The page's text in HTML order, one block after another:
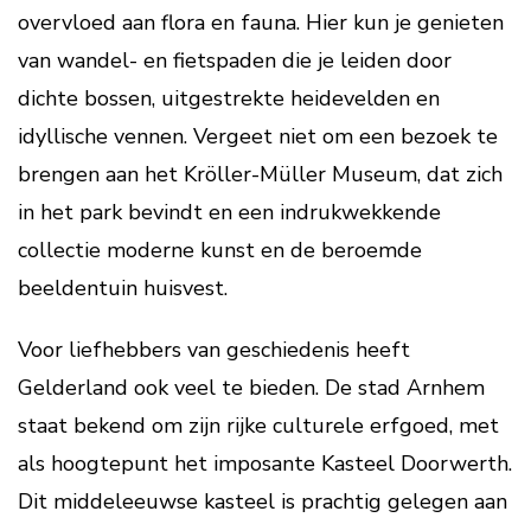
overvloed aan flora en fauna. Hier kun je genieten
van wandel- en fietspaden die je leiden door
dichte bossen, uitgestrekte heidevelden en
idyllische vennen. Vergeet niet om een bezoek te
brengen aan het Kröller-Müller Museum, dat zich
in het park bevindt en een indrukwekkende
collectie moderne kunst en de beroemde
beeldentuin huisvest.
Voor liefhebbers van geschiedenis heeft
Gelderland ook veel te bieden. De stad Arnhem
staat bekend om zijn rijke culturele erfgoed, met
als hoogtepunt het imposante Kasteel Doorwerth.
Dit middeleeuwse kasteel is prachtig gelegen aan